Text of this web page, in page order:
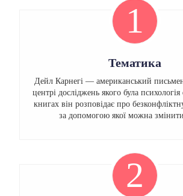
1
Тематика
Дейл Карнегі — американський
центрі досліджень якого була
книгах він розповідає про
за допомогою якої можна
2